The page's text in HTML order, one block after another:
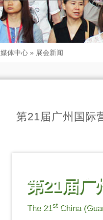
媒体中心 » 展会新闻
第21届广州国际
第21届广
The 21stChina